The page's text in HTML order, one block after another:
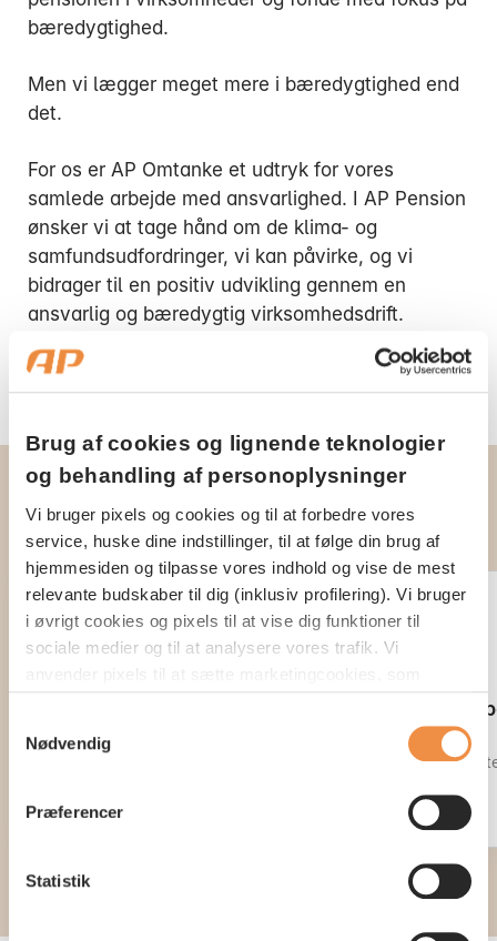
Brug af cookies og lignende teknologier
og behandling af personoplysninger
Vi bruger pixels og cookies og til at forbedre vores
service, huske dine indstillinger, til at følge din brug af
hjemmesiden og tilpasse vores indhold og vise de mest
relevante budskaber til dig (inklusiv profilering). Vi bruger
i øvrigt cookies og pixels til at vise dig funktioner til
sociale medier og til at analysere vores trafik. Vi
anvender pixels til at sætte marketingcookies, som
hjemmeside. Disse oplysninger kan blive delt med
tredjepartsudbydere indenfor sociale medier samt
relevante annoncer og måle effekten af vores
markedsføring. Du kan acceptere alle cookies eller
vælge, hvilke specifikke typer af cookies du vil acceptere
nedenfor. Dit samtykke omfatter både brug af pixels,
Nødvendig
Præferencer
Statistik
bæredygtighed.
Men vi lægger meget mere i bæredygtighed end
det.
For os er AP Omtanke et udtryk for vores
samlede arbejde med ansvarlighed. I AP Pension
ønsker vi at tage hånd om de klima- og
samfundsudfordringer, vi kan påvirke, og vi
bidrager til en positiv udvikling gennem en
ansvarlig og bæredygtig virksomhedsdrift.
Vil du vide mere?
AP
Vi giver AP
Onsdag:
Torsdag:
Fredag:
3916 5000